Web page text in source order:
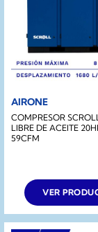
AIRONE
COMPRESOR
LIBRE DE ACEITE
59CFM
VER